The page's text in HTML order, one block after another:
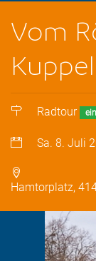
Vom
Radtour
Sa. 8. Juli
Hamtorplatz,